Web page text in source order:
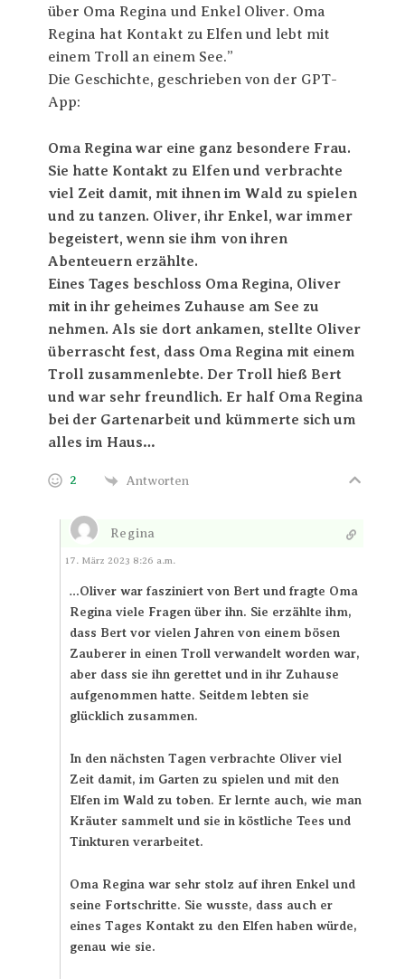
über Oma Regina und Enkel Oliver. Oma
Regina hat Kontakt zu Elfen und lebt mit
einem Troll an einem See.”
Die Geschichte, geschrieben von der GPT-
App:
Oma Regina war eine ganz besondere Frau.
Sie hatte Kontakt zu Elfen und verbrachte
viel Zeit damit, mit ihnen im Wald zu spielen
und zu tanzen. Oliver, ihr Enkel, war immer
begeistert, wenn sie ihm von ihren
Abenteuern erzählte.
Eines Tages beschloss Oma Regina, Oliver
mit in ihr geheimes Zuhause am See zu
nehmen. Als sie dort ankamen, stellte Oliver
überrascht fest, dass Oma Regina mit einem
Troll zusammenlebte. Der Troll hieß Bert
und war sehr freundlich. Er half Oma Regina
bei der Gartenarbeit und kümmerte sich um
alles im Haus…
2 Antworten
Regina
Antworten
17. März 2023 8:26 a.m.
…Oliver war fasziniert von Bert und fragte Oma
Regina viele Fragen über ihn. Sie erzählte ihm,
dass Bert vor vielen Jahren von einem bösen
Zauberer in einen Troll verwandelt worden war,
aber dass sie ihn gerettet und in ihr Zuhause
aufgenommen hatte. Seitdem lebten sie
glücklich zusammen.
In den nächsten Tagen verbrachte Oliver viel
Zeit damit, im Garten zu spielen und mit den
Elfen im Wald zu toben. Er lernte auch, wie man
Kräuter sammelt und sie in köstliche Tees und
Tinkturen verarbeitet.
Oma Regina war sehr stolz auf ihren Enkel und
seine Fortschritte. Sie wusste, dass auch er
eines Tages Kontakt zu den Elfen haben würde,
genau wie sie.